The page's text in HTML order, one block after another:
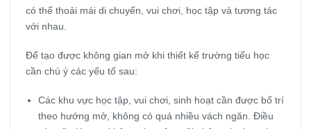
có thể thoải mái di chuyển, vui chơi, học tập và tương tác
với nhau.
Để tạo được không gian mở khi thiết kế trường tiểu học
cần chú ý các yếu tố sau:
Các khu vực học tập, vui chơi, sinh hoạt cần được bố trí
theo hướng mở, không có quá nhiều vách ngăn. Điều